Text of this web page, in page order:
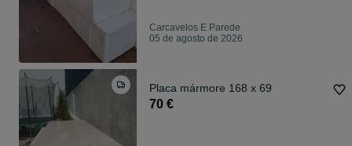
Carcavelos E Parede
05 de agosto de 2026
Placa mármore 168 x 69
70 €